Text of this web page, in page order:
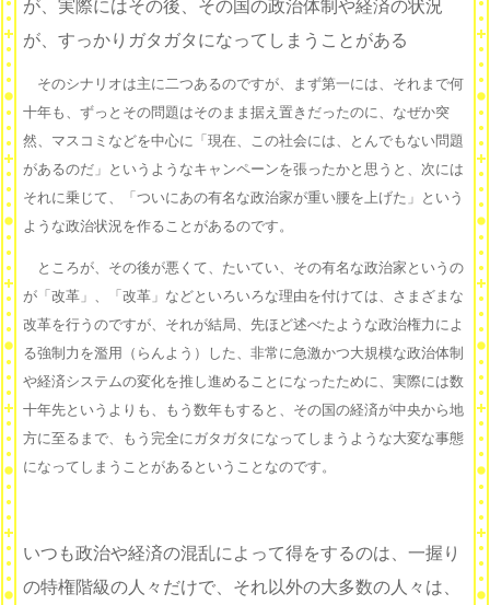
が、実際にはその後、その国の政治体制や経済の状況
が、すっかりガタガタになってしまうことがある
そのシナリオは主に二つあるのですが、まず第一には、それまで何
十年も、ずっとその問題はそのまま据え置きだったのに、なぜか突
然、マスコミなどを中心に「現在、この社会には、とんでもない問題
があるのだ」というようなキャンペーンを張ったかと思うと、次には
それに乗じて、「ついにあの有名な政治家が重い腰を上げた」という
ような政治状況を作ることがあるのです。
ところが、その後が悪くて、たいてい、その有名な政治家というの
が「改革」、「改革」などといろいろな理由を付けては、さまざまな
改革を行うのですが、それが結局、先ほど述べたような政治権力によ
る強制力を濫用（らんよう）した、非常に急激かつ大規模な政治体制
や経済システムの変化を推し進めることになったために、実際には数
十年先というよりも、もう数年もすると、その国の経済が中央から地
方に至るまで、もう完全にガタガタになってしまうような大変な事態
になってしまうことがあるということなのです。
いつも政治や経済の混乱によって得をするのは、一握り
の特権階級の人々だけで、それ以外の大多数の人々は、